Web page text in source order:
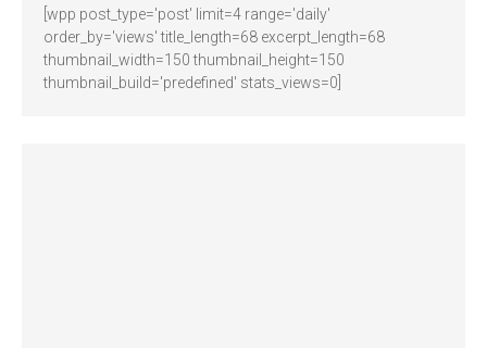
[wpp post_type='post' limit=4 range='daily'
order_by='views' title_length=68 excerpt_length=68
thumbnail_width=150 thumbnail_height=150
thumbnail_build='predefined' stats_views=0]